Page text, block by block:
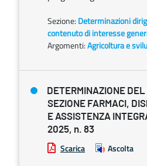
Sezione: Determinazioni
contenuto di interesse
Argomenti:Agricoltura e
DETERMINAZIONE
SEZIONE FARMACI,
E ASSISTENZA
2025, n. 83
Scarica Ascolta